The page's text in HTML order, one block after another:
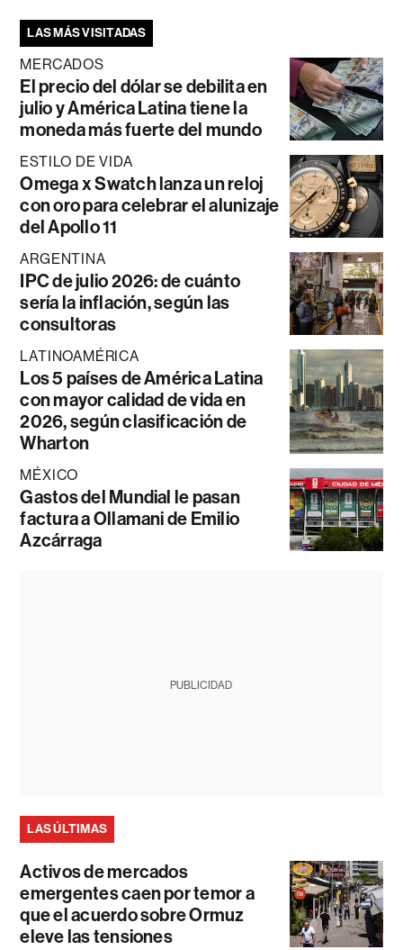
LAS MÁS VISITADAS
MERCADOS
El precio del dólar se debilita en
julio y América Latina tiene la
moneda más fuerte del mundo
ESTILO DE VIDA
Omega x Swatch lanza un reloj
con oro para celebrar el alunizaje
del Apollo 11
ARGENTINA
IPC de julio 2026: de cuánto
sería la inflación, según las
consultoras
LATINOAMÉRICA
Los 5 países de América Latina
con mayor calidad de vida en
2026, según clasificación de
Wharton
MÉXICO
Gastos del Mundial le pasan
factura a Ollamani de Emilio
Azcárraga
PUBLICIDAD
LAS ÚLTIMAS
Activos de mercados
emergentes caen por temor a
que el acuerdo sobre Ormuz
eleve las tensiones